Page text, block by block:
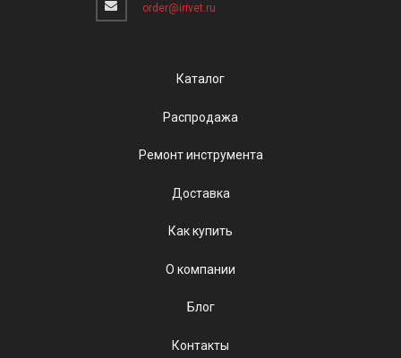
order@irivet.ru
Каталог
Распродажа
Ремонт инструмента
Доставка
Как купить
О компании
Блог
Контакты